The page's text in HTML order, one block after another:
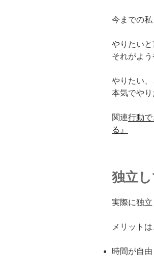
今までの私
やりたいと
それがよ
やりたい、
本気でやり
関連行動
る』
独立
実際に独立
メリットは
時間が自由